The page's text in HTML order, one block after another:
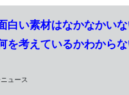
白い素材はなかなかい
を考えているかわからな
ュース